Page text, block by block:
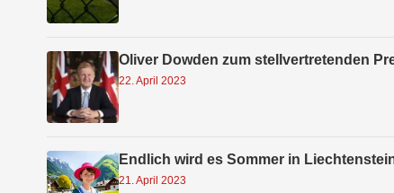
Oliver Dowden zum stellvertretenden
22. April 2023
Endlich wird es Sommer in
21. April 2023